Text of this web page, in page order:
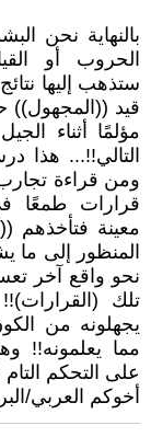
بالنهاية نحن
الحروب أو
ستذهب إليها
قيد ((المجهول))
مؤلمًا أثناء
التالي!!... هذا
ومن قراءة تجارب
قرارات طمعًا
معينة فتأخذهم
المنظور إلى ما
نحو واقع آخر
تلك
يجهلونه من
مما يعلمونه!!
على التحكم
أخوكم العربي/